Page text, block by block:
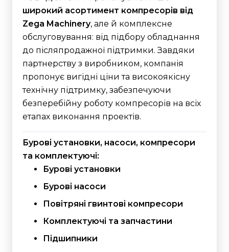
широкий асортимент компресорів від
Zega Machinery, але й комплексне
обслуговування: від підбору обладнання
до післяпродажної підтримки. Завдяки
партнерству з виробником, компанія
пропонує вигідні ціни та високоякісну
технічну підтримку, забезпечуючи
безперебійну роботу компресорів на всіх
етапах виконання проектів.
Бурові установки, насоси, компресори
та комплектуючі:
Бурові установки
Бурові насоси
Повітряні гвинтові компресори
Комплектуючі та запчастини
Підшипники